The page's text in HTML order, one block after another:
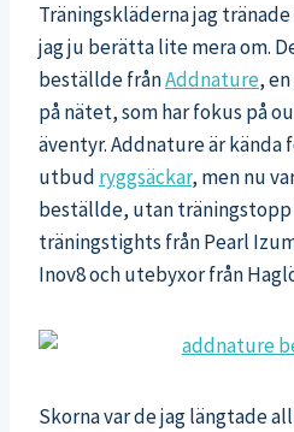
Träningskläderna jag
jag ju berätta lite mera om.
beställde frånAddnature,
på nätet, som har fokus på
äventyr. Addnature är
utbud ryggsäckar, men nu
beställde, utan
träningstights från Pearl
Inov8 och utebyxor från
Skorna var de jag längtade